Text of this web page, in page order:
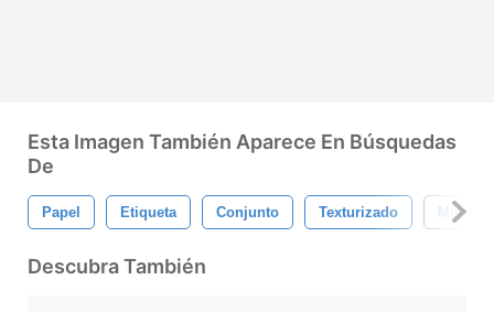
Esta Imagen También Aparece En Búsquedas
De
Papel Etiqueta Conjunto Texturizado Modelo
Descubra También